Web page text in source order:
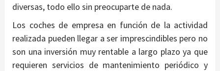
diversas, todo ello sin preocuparte de nada.
Los coches de empresa en función de la actividad
realizada pueden llegar a ser imprescindibles pero no
son una inversión muy rentable a largo plazo ya que
requieren servicios de mantenimiento periódico y